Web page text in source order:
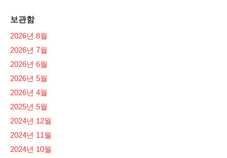
보관함
2026년 8월
2026년 7월
2026년 6월
2026년 5월
2026년 4월
2025년 5월
2024년 12월
2024년 11월
2024년 10월